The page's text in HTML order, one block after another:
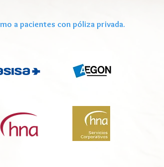
a pacientes con póliza privada.